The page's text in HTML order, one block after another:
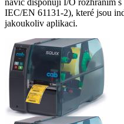
navíc disponují I/O rozhraním
IEC/EN 61131-2), které jsou
jakoukoliv aplikaci.